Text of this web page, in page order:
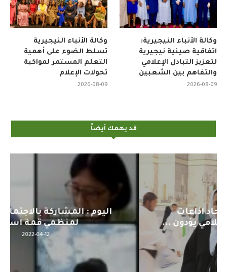
وكالة الأنباء النيجيرية
تسلط الضوء على أهمية
التعلم المستمر لمواكبة
تحولات الإعلام
2026-08-09
وكالة الأنباء النيجيرية:
اتفاقية صينية نيجيرية
لتعزيز التبادل الإعلامي
والتفاهم بين الشعبين
2026-08-09
قد يهمك أيضاً
اليوم : المشاركة بالاجتماع التحضيري
لمنظمي قمة اسيا...
2022-04-12